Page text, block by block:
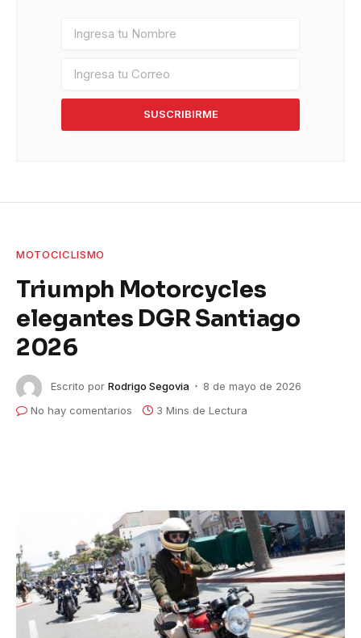
SUSCRIBIRME
MOTOCICLISMO
Triumph Motorcycles
elegantes DGR Santiago
2026
Escrito por Rodrigo Segovia
8 de mayo de 2026
No hay comentarios
3 Mins de Lectura